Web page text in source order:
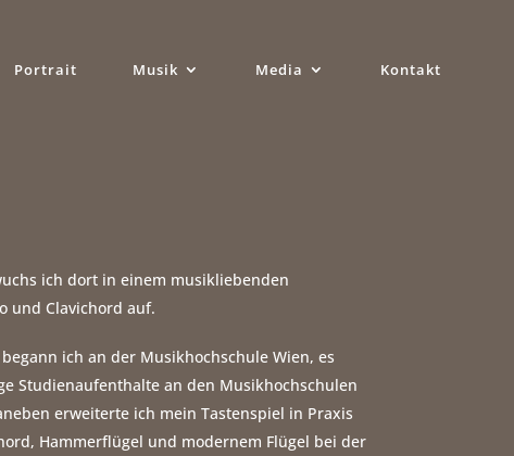
Portrait Musik Media Kontakt
ich dort in einem musikliebenden
und Clavichord auf.
ich an der Musikhochschule Wien, es
Studienaufenthalte an den Musikhochschulen
erweiterte ich mein Tastenspiel in Praxis
Hammerflügel und modernem Flügel bei der